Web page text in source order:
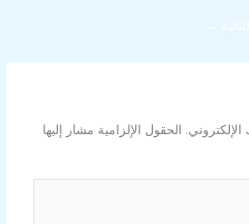
←
الحقول الإلزامية مشار إليها